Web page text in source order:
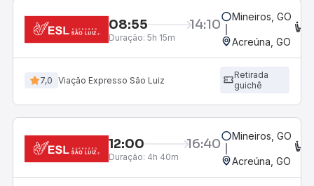
08:55 14:10
Duração: 5h 15m
Mineiros, GO
Acreúna, GO
7,0 Viação Expresso São Luiz
Retirada
guichê
12:00 16:40
Duração: 4h 40m
Mineiros, GO
Acreúna, GO